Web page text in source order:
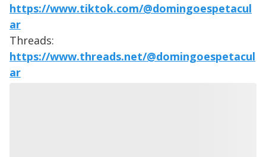
https://www.tiktok.com/@domingoespetacul
ar
Threads:
https://www.threads.net/@domingoespetacul
ar